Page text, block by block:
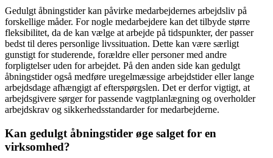
Gedulgt åbningstider kan påvirke medarbejdernes arbejdsliv på
forskellige måder. For nogle medarbejdere kan det tilbyde større
fleksibilitet, da de kan vælge at arbejde på tidspunkter, der passer
bedst til deres personlige livssituation. Dette kan være særligt
gunstigt for studerende, forældre eller personer med andre
forpligtelser uden for arbejdet. På den anden side kan gedulgt
åbningstider også medføre uregelmæssige arbejdstider eller lange
arbejdsdage afhængigt af efterspørgslen. Det er derfor vigtigt, at
arbejdsgivere sørger for passende vagtplanlægning og overholder
arbejdskrav og sikkerhedsstandarder for medarbejderne.
Kan gedulgt åbningstider øge salget for en
virksomhed?